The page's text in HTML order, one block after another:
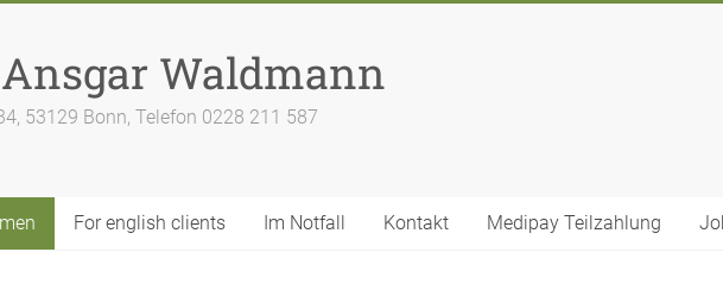
Waldmann
53129 Bonn, Telefon 0228 211 587
For english clients Im Notfall Kontakt Medipay Teilzahlung